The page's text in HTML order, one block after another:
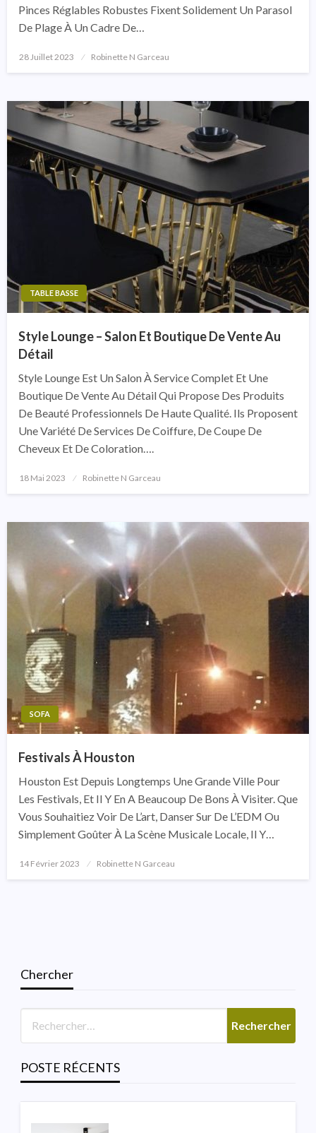
Pinces Réglables Robustes Fixent Solidement Un Parasol
De Plage À Un Cadre De…
Posted
28 Juillet 2023 Robinette N Garceau
TABLE BASSE
Style Lounge – Salon Et Boutique De Vente Au
Détail
Style Lounge Est Un Salon À Service Complet Et Une
Boutique De Vente Au Détail Qui Propose Des Produits
De Beauté Professionnels De Haute Qualité. Ils Proposent
Une Variété De Services De Coiffure, De Coupe De
Cheveux Et De Coloration….
Posted
18 Mai 2023 Robinette N Garceau
SOFA
Festivals À Houston
Houston Est Depuis Longtemps Une Grande Ville Pour
Les Festivals, Et Il Y En A Beaucoup De Bons À Visiter. Que
Vous Souhaitiez Voir De L’art, Danser Sur De L’EDM Ou
Simplement Goûter À La Scène Musicale Locale, Il Y…
Posted
14 Février 2023 Robinette N Garceau
Chercher
POSTE RÉCENTS
SALLE DE BAINS
Lumière De Vanité Moderne
Italienne Pour La Salle De
Poudre
Robinette N Garceau